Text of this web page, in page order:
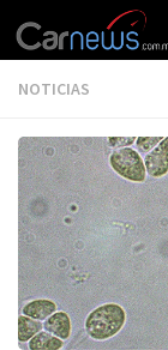
NOTICIAS